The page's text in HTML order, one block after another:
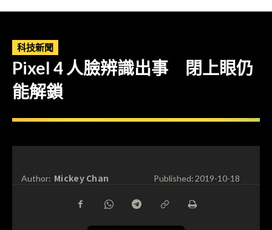
科技新聞
Pixel 4 人臉辨識出事 閉上眼仍
能解鎖
Author: Mickey Chan Published:2019-10-18